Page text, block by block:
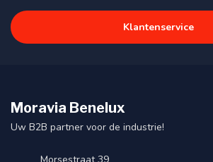
Klantenservice
Moravia Benelux
Uw B2B partner voor de industrie!